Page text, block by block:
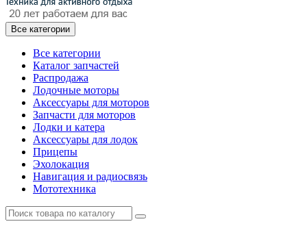
Все категории
Все категории
Каталог запчастей
Распродажа
Лодочные моторы
Аксессуары для моторов
Запчасти для моторов
Лодки и катера
Аксессуары для лодок
Прицепы
Эхолокация
Навигация и радиосвязь
Мототехника